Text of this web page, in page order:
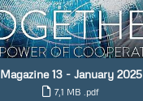
Magazine 13 - January 2025
7,1 MB .pdf